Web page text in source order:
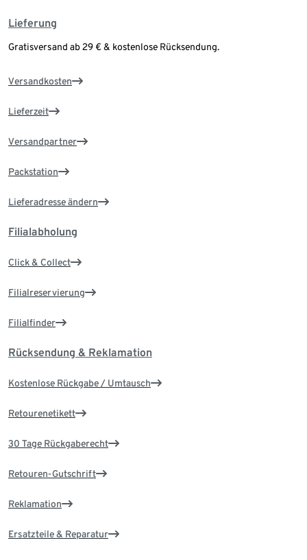
Lieferung
Gratisversand ab 29 € & kostenlose Rücksendung.
Versandkosten
Lieferzeit
Versandpartner
Packstation
Lieferadresse ändern
Filialabholung
Click & Collect
Filialreservierung
Filialfinder
Rücksendung & Reklamation
Kostenlose Rückgabe / Umtausch
Retourenetikett
30 Tage Rückgaberecht
Retouren-Gutschrift
Reklamation
Ersatzteile & Reparatur